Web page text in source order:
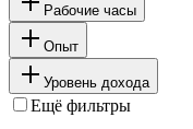
Рабочие часы
Опыт
Уровень дохода
Ещё фильтры